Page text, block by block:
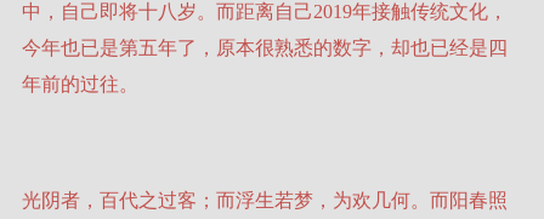
中，自己即将十八岁。而距离自己2019年接触传统文化，
今年也已是第五年了，原本很熟悉的数字，却也已经是四
年前的过往。
光阴者，百代之过客；而浮生若梦，为欢几何。而阳春照